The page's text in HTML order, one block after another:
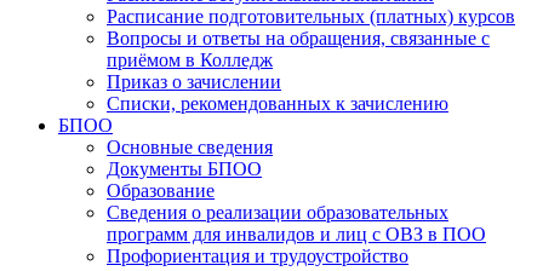
Расписание подготовительных (платных) курсов
Вопросы и ответы на обращения, связанные с
приёмом в Колледж
Приказ о зачислении
Списки, рекомендованных к зачислению
БПОО
Основные сведения
Документы БПОО
Образование
Сведения о реализации образовательных
программ для инвалидов и лиц с ОВЗ в ПОО
Профориентация и трудоустройство